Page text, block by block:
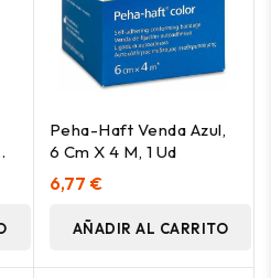
Peha-Haft Venda Azul,
6 Cm X 4 M, 1 Ud
6,77 €
AÑADIR AL CARRITO